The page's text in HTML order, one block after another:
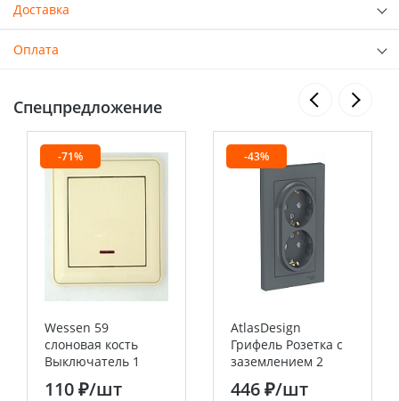
Доставка
Оплата
Спецпредложение
-71%
Wessen 59
слоновая кость
Выключатель 1
клавишный с
подсветкой 16А
110 ₽/шт
-43%
AtlasDesign
Грифель Розетка с
заземлением 2
постовая ,со
шторками 16А, (в
446 ₽/шт